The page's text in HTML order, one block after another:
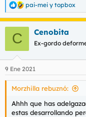
R
e
a
e
s
pai-mei y topbox
C Cenobita
Ex-gordo
9 Ene 2021
Morzhilla rebuznó:
Ahhh que has
estas desarrollando